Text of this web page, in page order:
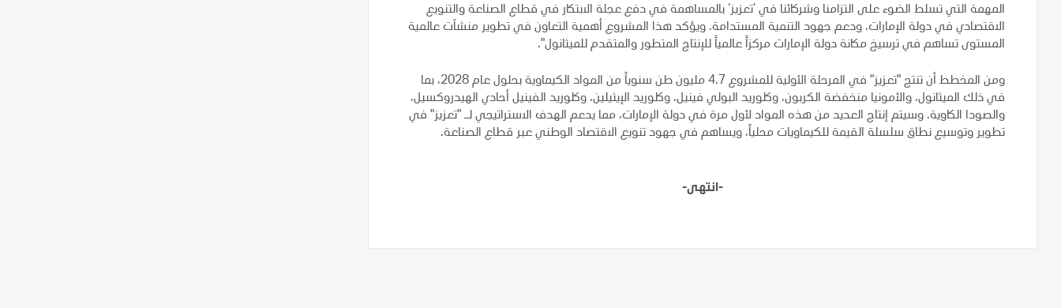
المهمة التي تسلط الضوء على التزامنا وشركائنا في ’تعزيز‘ بالمساهمة في دفع عجلة الابتكار في قطاع الصناعة والتنويع
الاقتصادي في دولة الإمارات، ودعم جهود التنمية المستدامة. ويؤكد هذا المشروع أهمية التعاون في تطوير منشآت عالمية
المستوى تساهم في ترسيخ مكانة دولة الإمارات مركزاً عالمياً للإنتاج المتطور والمتقدم للميثانول".
ومن المخطط أن تنتج "تعزيز" في المرحلة الأولية للمشروع 4.7 مليون طن سنوياً من المواد الكيماوية بحلول عام 2028، بما
في ذلك الميثانول، والأمونيا منخفضة الكربون، وكلوريد البولي فينيل، وكلوريد الإيثيلين، وكلوريد الفينيل أحادي الهيدروكسيل،
والصودا الكاوية. وسيتم إنتاج العديد من هذه المواد لأول مرة في دولة الإمارات، مما يدعم الهدف الاستراتيجي لـ "تعزيز" في
تطوير وتوسيع نطاق سلسلة القيمة للكيماويات محلياً، ويساهم في جهود تنويع الاقتصاد الوطني عبر قطاع الصناعة.
-انتهى-